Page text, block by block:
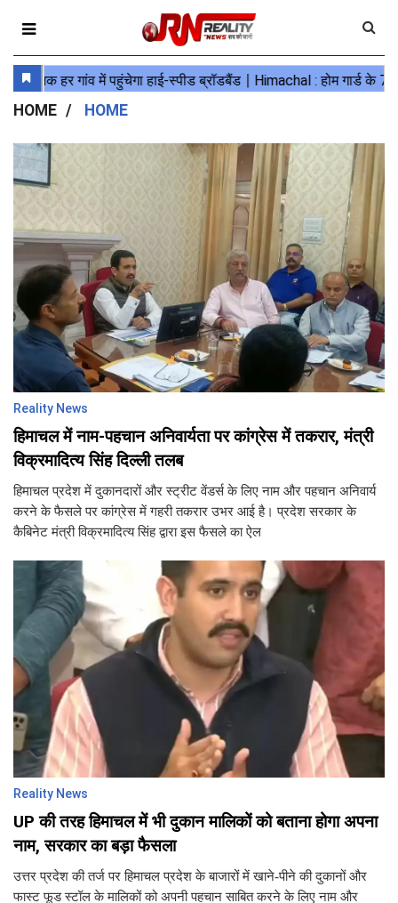
HOME HOME
Reality News
हिमाचल में नाम-पहचान अनिवार्यता पर कांग्रेस में तकरार, मंत्री
विक्रमादित्य सिंह दिल्ली तलब
हिमाचल प्रदेश में दुकानदारों और स्ट्रीट वेंडर्स के लिए नाम और पहचान अनिवार्य
करने के फैसले पर कांग्रेस में गहरी तकरार उभर आई है। प्रदेश सरकार के
कैबिनेट मंत्री विक्रमादित्य सिंह द्वारा इस फैसले का ऐल
Reality News
UP की तरह हिमाचल में भी दुकान मालिकों को बताना होगा अपना
नाम, सरकार का बड़ा फैसला
उत्तर प्रदेश की तर्ज पर हिमाचल प्रदेश के बाजारों में खाने-पीने की दुकानों और
फास्ट फूड स्टॉल के मालिकों को अपनी पहचान साबित करने के लिए नाम और